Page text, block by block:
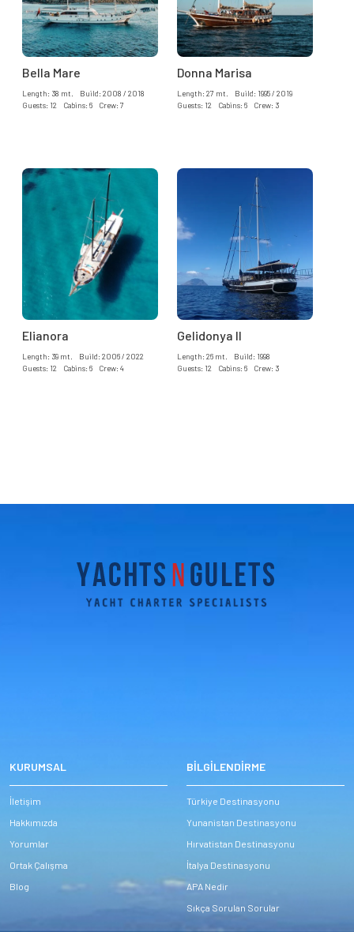
Bella Mare
Length: 38 mt. Build: 2008 / 2018
Guests: 12 Cabins: 6 Crew: 7
Donna Marisa
Length: 27 mt. Build: 1995 / 2019
Guests: 12 Cabins: 6 Crew: 3
Elianora
Length: 39 mt. Build: 2006 / 2022
Guests: 12 Cabins: 6 Crew: 4
Gelidonya II
Length: 26 mt. Build: 1998
Guests: 12 Cabins: 6 Crew: 3
KURUMSAL
İletişim
Hakkımızda
Yorumlar
Ortak Çalışma
Blog
BİLGİLENDİRME
Türkiye Destinasyonu
Yunanistan Destinasyonu
Hırvatistan Destinasyonu
İtalya Destinasyonu
APA Nedir
Sıkça Sorulan Sorular